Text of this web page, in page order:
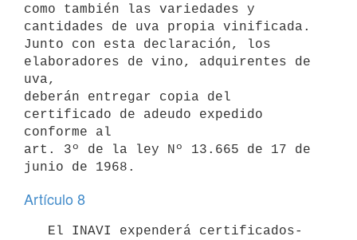
como también las variedades y
cantidades de uva propia vinificada.
Junto con esta declaración, los
elaboradores de vino, adquirentes de
uva,
deberán entregar copia del
certificado de adeudo expedido
conforme al
art. 3º de la ley Nº 13.665 de 17 de
Artículo 8